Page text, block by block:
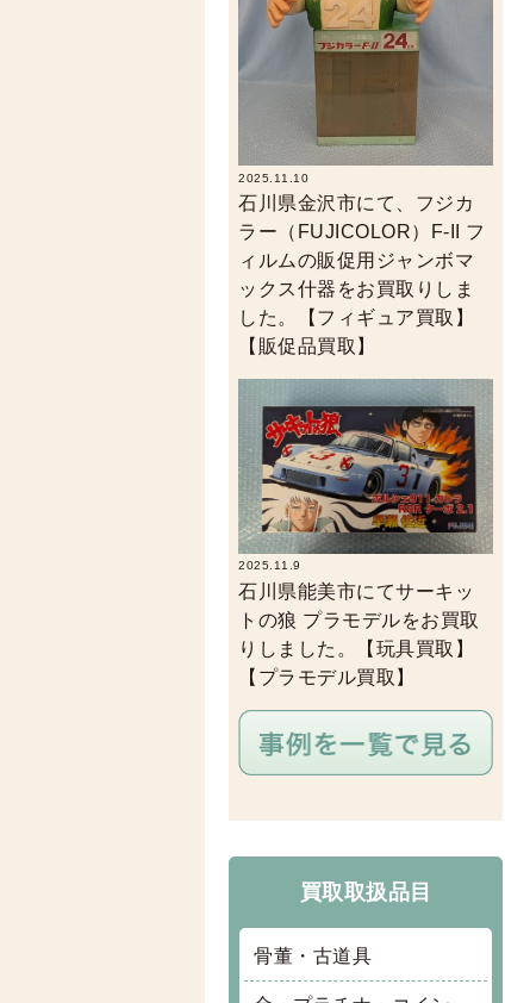
2025.11.10
石川県金沢市にて、フジカ
ラー（FUJICOLOR）F-II フ
ィルムの販促用ジャンボマ
ックス什器をお買取りしま
した。【フィギュア買取】
【販促品買取】
2025.11.9
石川県能美市にてサーキッ
トの狼 プラモデルをお買取
りしました。【玩具買取】
【プラモデル買取】
買取取扱品目
骨董・古道具